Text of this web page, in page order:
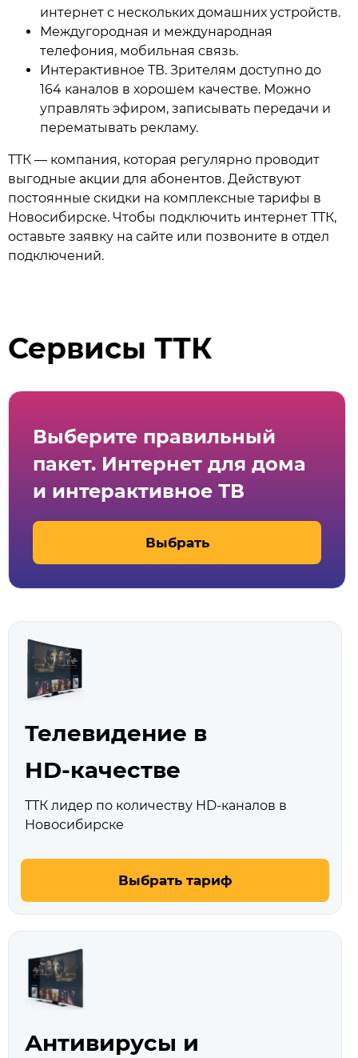
интернет с нескольких домашних устройств.
Междугородная и международная
телефония, мобильная связь.
Интерактивное ТВ. Зрителям доступно до
164 каналов в хорошем качестве. Можно
управлять эфиром, записывать передачи и
перематывать рекламу.
ТТК — компания, которая регулярно проводит
выгодные акции для абонентов. Действуют
постоянные скидки на комплексные тарифы в
Новосибирске. Чтобы подключить интернет ТТК,
оставьте заявку на сайте или позвоните в отдел
подключений.
Сервисы ТТК
Выберите правильный
пакет. Интернет для дома
и интерактивное ТВ
Выбрать
Телевидение в
HD‑качестве
ТТК лидер по количеству HD‑каналов в
Новосибирске
Выбрать тариф
Антивирусы и